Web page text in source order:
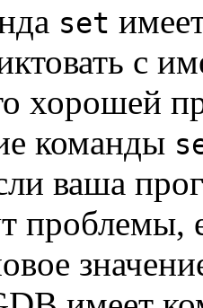
set
с
хорошей
команды
ваша
проблемы,